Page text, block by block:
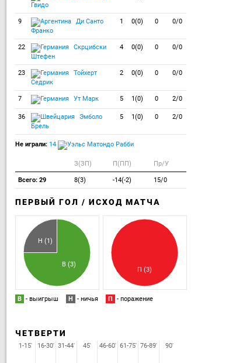
Гвидо
9
Ди Санто
Франко
1 0(0) 0 0/0
22
Скрцибски
Штефен
4 0(0) 0 0/0
23
Тойхерт
Седрик
2 0(0) 0 0/0
7 Ут Марк 5 1(0) 0 2/0
36
Эмболо
Брель
5 1(0) 0 2/0
Не играли: 14 Матондо Рабби
З(ЗП) П(ПП) Пр/У
Всего: 29 8(3) -14(-2) 15/0
ПЕРВЫЙ ГОЛ / ИСХОД МАТЧА
В (3)
Н (1)
П (3)
В - выигрыш Н - ничья П - поражение
ЧЕТВЕРТИ
1-15' 16-30' 31-44' 45' 46-60' 61-75' 76-89' 90'